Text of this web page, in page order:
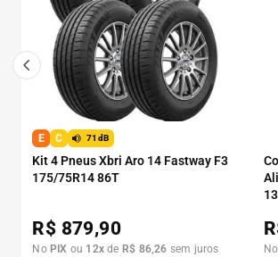
E C 71dB
Kit 4 Pneus Xbri Aro 14 Fastway F3
175/75R14 86T
R$ 879,90
No PIX ou 12x de R$ 86,26 sem juros No